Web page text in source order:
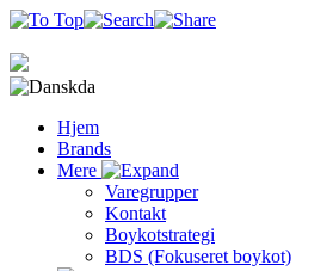
da
Hjem
Brands
Mere
Varegrupper
Kontakt
Boykotstrategi
BDS (Fokuseret boykot)